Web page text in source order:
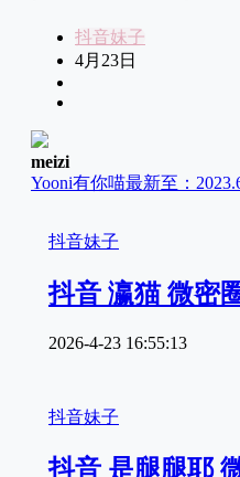
抖音妹子
4月23日
meizi
Yooni有你喵最新至：
抖音妹子
抖音 瀛猫 微密
2026-4-23 16:55:13
抖音妹子
抖音 是腿腿耶